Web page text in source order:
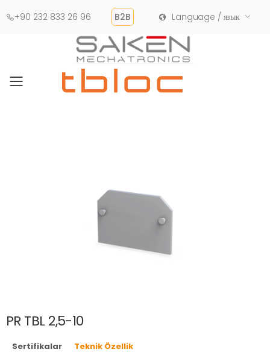
+90 232 833 26 96 B2B Language / язык
Toggle mobile menu
PR TBL 2,5-10
Sertifikalar Teknik Özellik